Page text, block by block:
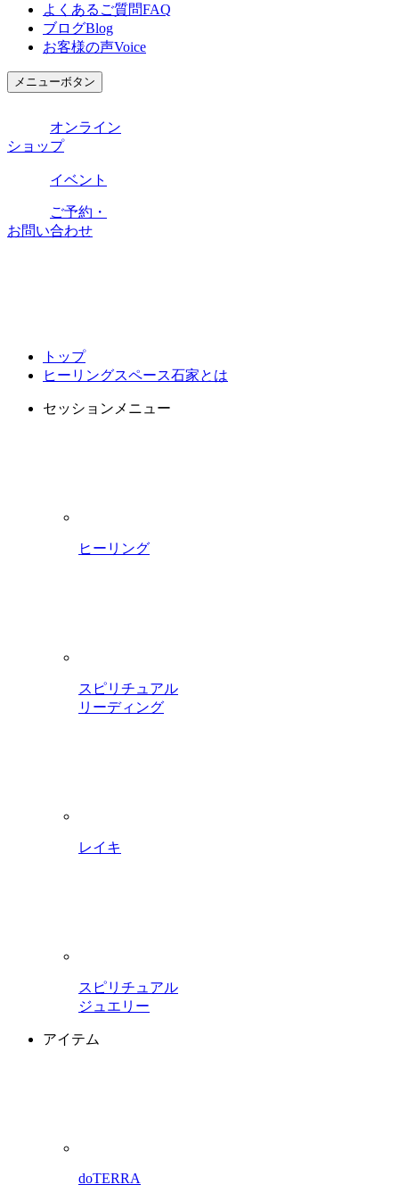
よくあるご質問FAQ
ブログBlog
お客様の声Voice
メニューボタン
オンライン
ショップ
イベント
ご予約・
お問い合わせ
トップ
ヒーリングスペース石家とは
セッションメニュー
ヒーリング
スピリチュアル
リーディング
レイキ
スピリチュアル
ジュエリー
アイテム
doTERRA